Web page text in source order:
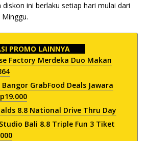
ini berlaku setiap hari mulai dari
PROMO LAINNYA
Factory Merdeka Duo Makan
GrabFood Deals Jawara
8.8 National Drive Thru Day
Bali 8.8 Triple Fun 3 Tiket